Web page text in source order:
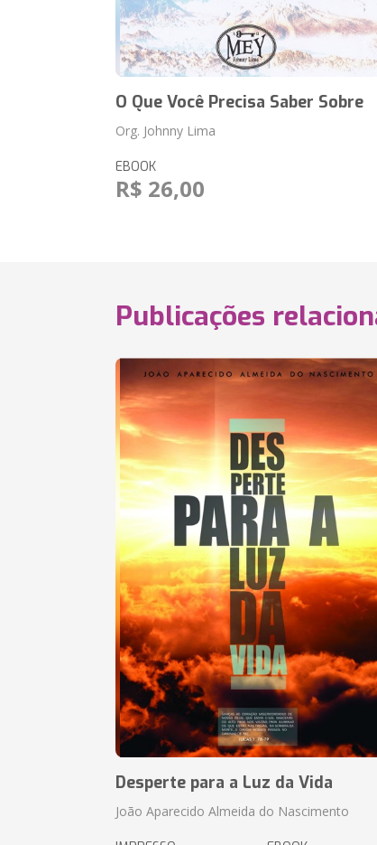
O Que Você Precisa Saber Sobre
Org. Johnny Lima
EBOOK
R$ 26,00
Publicações
Desperte para a Luz da Vida
João Aparecido Almeida do Nascimento